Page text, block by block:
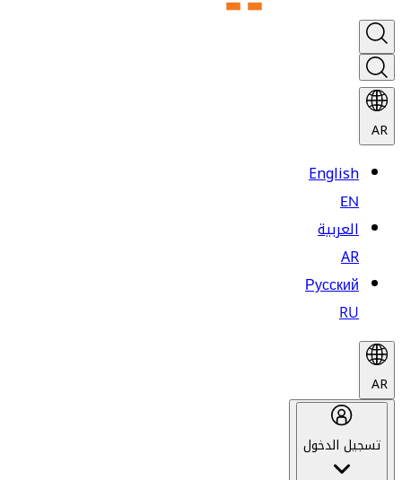
AR
English
EN
العربية
AR
Русский
RU
AR
تسجيل الدخول